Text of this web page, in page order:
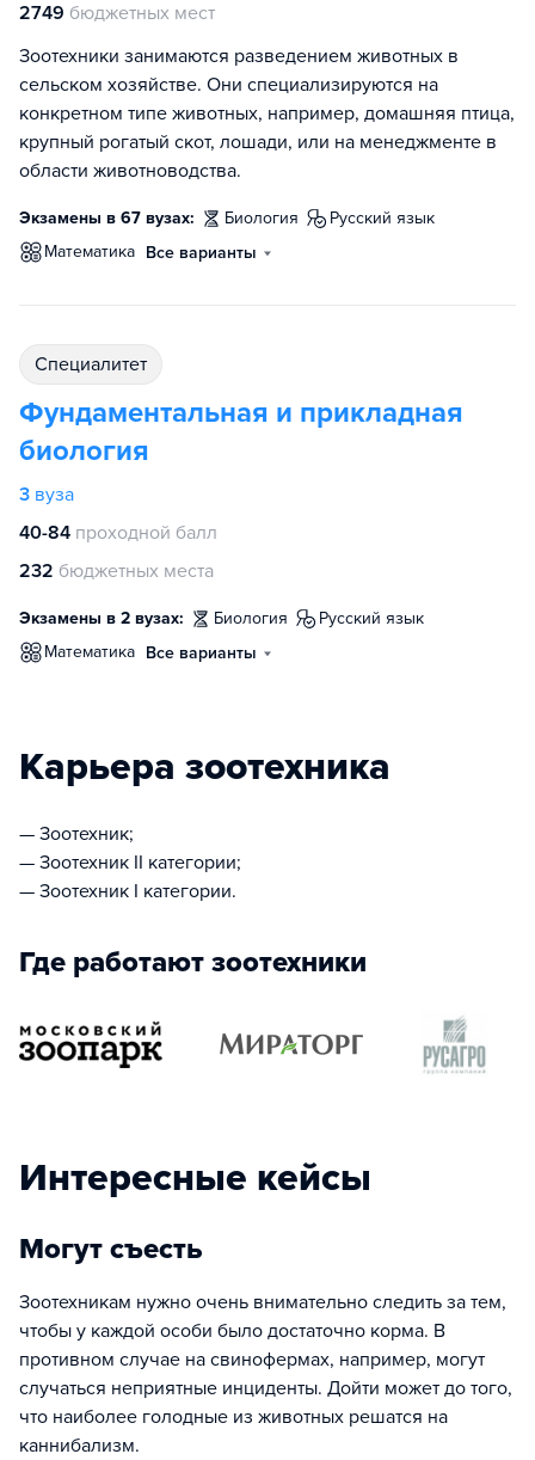
2749 бюджетных мест
Зоотехники занимаются разведением животных в
сельском хозяйстве. Они специализируются на
конкретном типе животных, например, домашняя птица,
крупный рогатый скот, лошади, или на менеджменте в
области животноводства.
Экзамены в 67 вузах: биология
русский язык
математика Все варианты
специалитет
Фундаментальная и прикладная
биология
3 вуза
40-84 проходной балл
232 бюджетных места
Экзамены в 2 вузах: биология
русский язык
математика Все варианты
Карьера зоотехника
— Зоотехник;
— Зоотехник II категории;
— Зоотехник I категории.
Где работают зоотехники
Интересные кейсы
Могут съесть
Зоотехникам нужно очень внимательно следить за тем,
чтобы у каждой особи было достаточно корма. В
противном случае на свинофермах, например, могут
случаться неприятные инциденты. Дойти может до того,
что наиболее голодные из животных решатся на
каннибализм.